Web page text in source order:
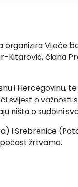
organizira Vijeće
Kitarović, člana
i Hercegovinu,
svijest o važnosti
ništa o sudbini
i Srebrenice
žrtvama.